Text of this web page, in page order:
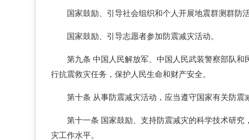
国家鼓励、引导社会组织和个人开展地震群测群防
国家鼓励、引导志愿者参加防震减灾活动。
第九条 中国人民解放军、中国人民武装警察部队
行抗震救灾任务，保护人民生命和财产安全。
第十条 从事防震减灾活动，应当遵守国家有关防震
第十一条 国家鼓励、支持防震减灾的科学技术研
灾工作水平。